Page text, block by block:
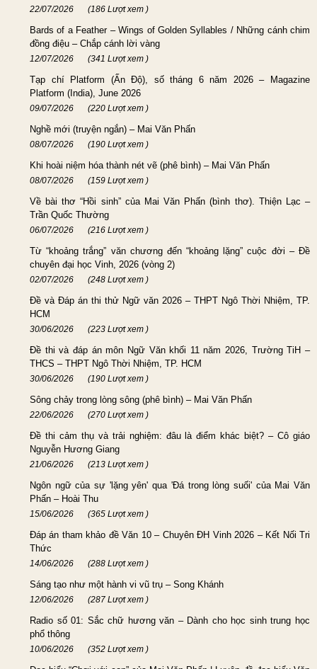
22/07/2026 (186 Lượt xem )
Bards of a Feather – Wings of Golden Syllables / Những cánh chim
đồng điệu – Chắp cánh lời vàng
12/07/2026 (341 Lượt xem )
Tạp chí Platform (Ấn Độ), số tháng 6 năm 2026 – Magazine
Platform (India), June 2026
09/07/2026 (220 Lượt xem )
Nghề mới (truyện ngắn) – Mai Văn Phấn
08/07/2026 (190 Lượt xem )
Khi hoài niệm hóa thành nét vẽ (phê bình) – Mai Văn Phấn
08/07/2026 (159 Lượt xem )
Về bài thơ “Hồi sinh” của Mai Văn Phấn (bình thơ). Thiện Lạc –
Trần Quốc Thường
06/07/2026 (216 Lượt xem )
Từ “khoảng trắng” văn chương đến “khoảng lặng” cuộc đời – Đề
chuyên đại học Vinh, 2026 (vòng 2)
02/07/2026 (248 Lượt xem )
Đề và Đáp án thi thử Ngữ văn 2026 – THPT Ngô Thời Nhiệm, TP.
HCM
30/06/2026 (223 Lượt xem )
Đề thi và đáp án môn Ngữ Văn khối 11 năm 2026, Trường TiH –
THCS – THPT Ngô Thời Nhiệm, TP. HCM
30/06/2026 (190 Lượt xem )
Sông chảy trong lòng sông (phê bình) – Mai Văn Phấn
22/06/2026 (270 Lượt xem )
Đề thi cảm thụ và trải nghiệm: đâu là điểm khác biệt? – Cô giáo
Nguyễn Hương Giang
21/06/2026 (213 Lượt xem )
Ngôn ngữ của sự 'lặng yên' qua 'Đá trong lòng suối' của Mai Văn
Phấn – Hoài Thu
15/06/2026 (365 Lượt xem )
Đáp án tham khảo đề Văn 10 – Chuyên ĐH Vinh 2026 – Kết Nối Tri
Thức
14/06/2026 (288 Lượt xem )
Sáng tạo như một hành vi vũ trụ – Song Khánh
12/06/2026 (287 Lượt xem )
Radio số 01: Sắc chữ hương văn – Dành cho học sinh trung học
phổ thông
10/06/2026 (352 Lượt xem )